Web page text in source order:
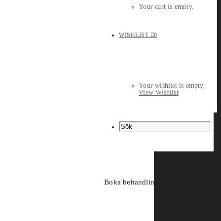
Your cart is empty.
WISHLIST 0
Your wishlist is empty.
View Wishlist
Boka behandling